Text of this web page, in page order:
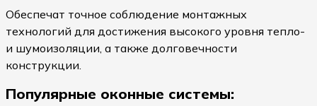
Обеспечат точное соблюдение монтажных
технологий для достижения высокого уровня тепло-
и шумоизоляции, а также долговечности
конструкции.
Популярные оконные системы: